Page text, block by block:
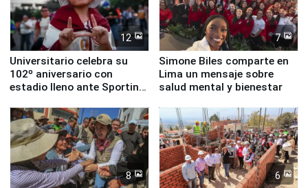
12
Universitario celebra su
102º aniversario con
estadio lleno ante Sporting
7
Simone Biles comparte en
Lima un mensaje sobre
salud mental y bienestar
8 6